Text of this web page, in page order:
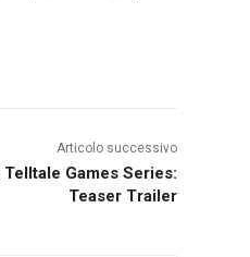
Articolo successivo
Games Series:
Teaser Trailer